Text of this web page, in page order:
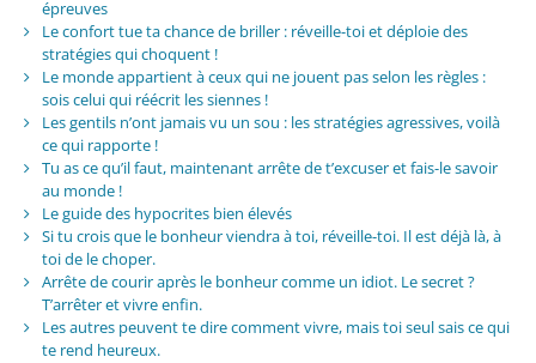
épreuves
Le confort tue ta chance de briller : réveille-toi et déploie des
stratégies qui choquent !
Le monde appartient à ceux qui ne jouent pas selon les règles :
sois celui qui réécrit les siennes !
Les gentils n’ont jamais vu un sou : les stratégies agressives, voilà
ce qui rapporte !
Tu as ce qu’il faut, maintenant arrête de t’excuser et fais-le savoir
au monde !
Le guide des hypocrites bien élevés
Si tu crois que le bonheur viendra à toi, réveille-toi. Il est déjà là, à
toi de le choper.
Arrête de courir après le bonheur comme un idiot. Le secret ?
T’arrêter et vivre enfin.
Les autres peuvent te dire comment vivre, mais toi seul sais ce qui
te rend heureux.